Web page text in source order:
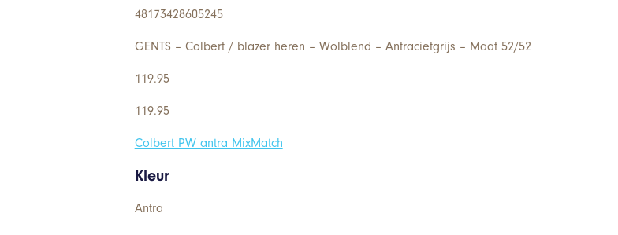
48173428605245
GENTS – Colbert / blazer heren – Wolblend – Antracietgrijs – Maat 52/52
119.95
119.95
Colbert PW antra MixMatch
Kleur
Antra